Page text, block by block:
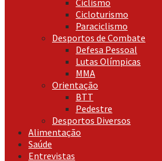
Ciclismo
Cicloturismo
Paraciclismo
Desportos de Combate
Defesa Pessoal
Lutas Olímpicas
MMA
Orientação
BTT
Pedestre
Desportos Diversos
Alimentação
Saúde
Entrevistas